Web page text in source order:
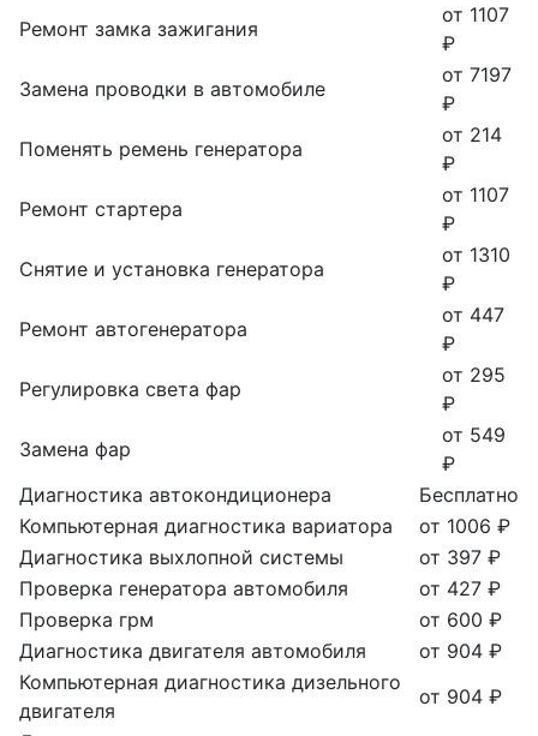
Ремонт замка зажигания
от 1107
₽
Замена проводки в автомобиле
от 7197
₽
Поменять ремень генератора
от 214
₽
Ремонт стартера
от 1107
₽
Снятие и установка генератора
от 1310
₽
Ремонт автогенератора
от 447
₽
Регулировка света фар
от 295
₽
Замена фар
от 549
₽
Диагностика автокондиционера
Бесплатно
Компьютерная диагностика вариатора
от 1006 ₽
Диагностика выхлопной системы
от 397 ₽
Проверка генератора автомобиля
от 427 ₽
Проверка грм
от 600 ₽
Диагностика двигателя автомобиля
от 904 ₽
Компьютерная диагностика дизельного
двигателя
от 904 ₽